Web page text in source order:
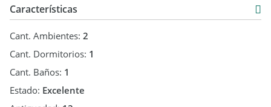
¡Llámenos para conocer más en detalle esta propiedad!
Tel:
Email:
LOGROS Servicios Inmobiliarios - Pueyrredón 407 - Salta,
Capital
Características
Cant. Ambientes: 2
Cant. Dormitorios: 1
Cant. Baños: 1
Estado: Excelente